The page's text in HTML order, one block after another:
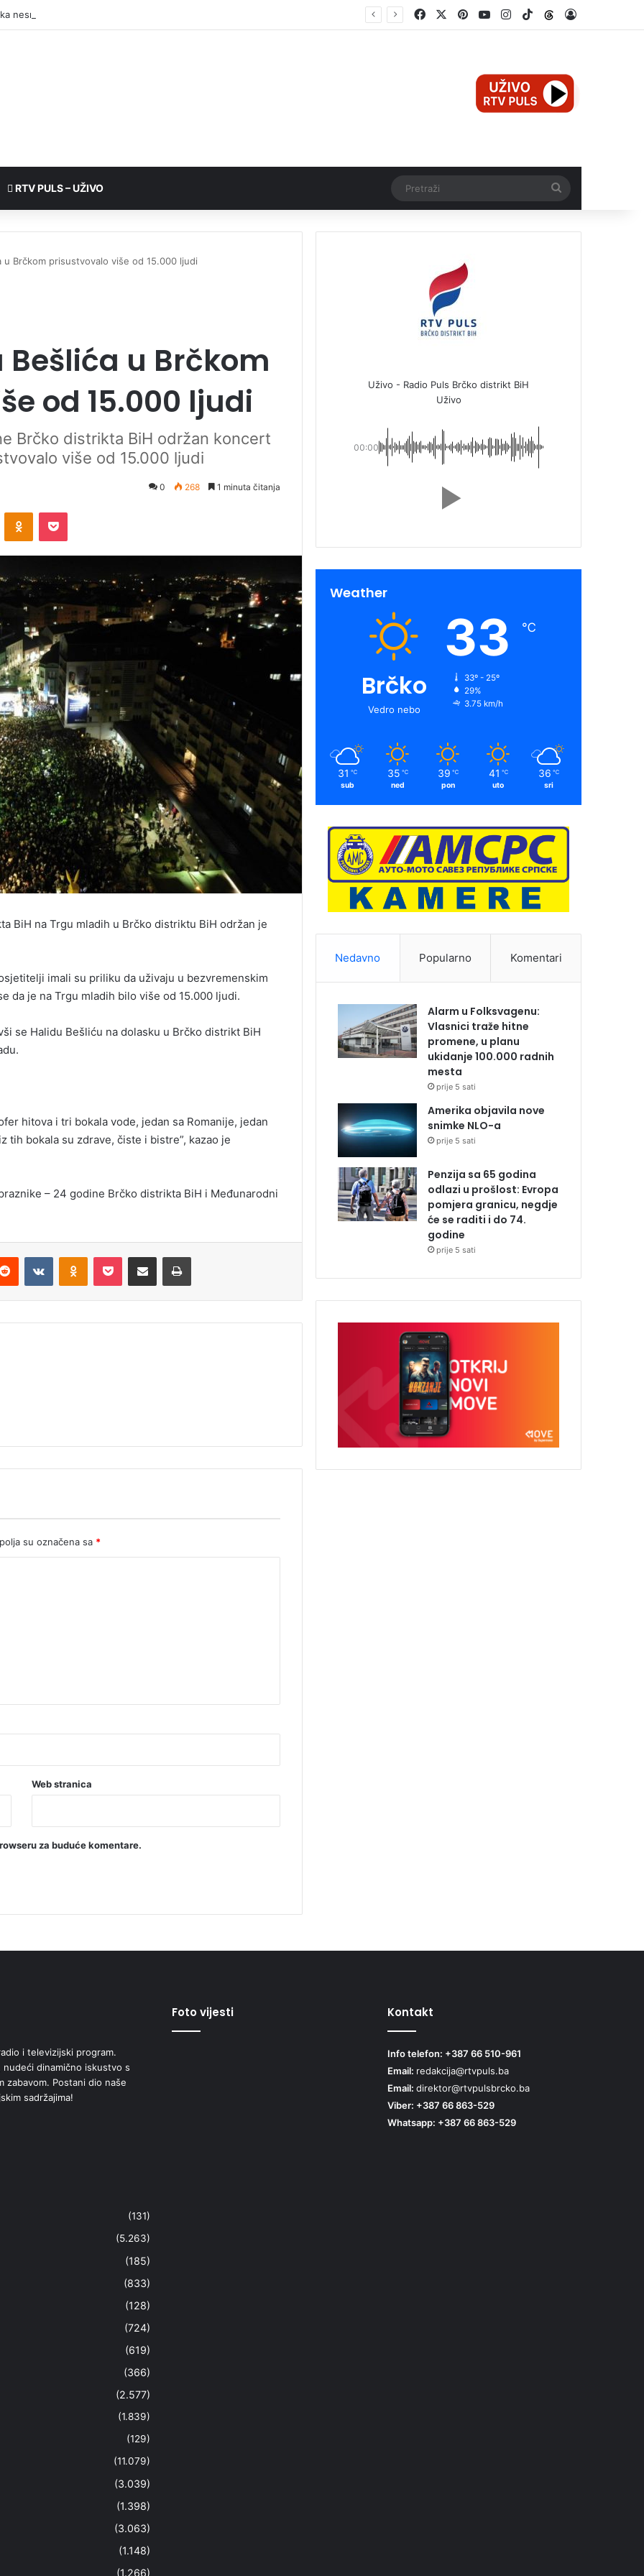
FacebookPinterestYouTubeInstagram
TikTokThreads
RTV PULS – UŽIVO
u Brčkom prisustvovalo više od 15.000 ljudi
u Brčkom
od 15.000 ljudi
Brčko distrikta BiH održan koncert
više od 15.000 ljudi
0 268 1 minuta čitanja
BiH na Trgu mladih u Brčko distriktu BiH održan je
imali su priliku da uživaju u bezvremenskim
da je na Trgu mladih bilo više od 15.000 ljudi.
se Halidu Bešliću na dolasku u Brčko distrikt BiH
hitova i tri bokala vode, jedan sa Romanije, jedan
tih bokala su zdrave, čiste i bistre”, kazao je
– 24 godine Brčko distrikta BiH i Međunarodni
su označena sa *
Web stranica
za buduće komentare.
Uživo - Radio Puls Brčko distrikt BiH
Uživo
00:00
Weather
Brčko
Vedro nebo
33 ℃
33º - 25º
29%
3.75 km/h
31 ℃
sub
35 ℃
ned
39 ℃
pon
41 ℃
uto
36 ℃
sri
Nedavno Popularno Komentari
Alarm u Folksvagenu:
Vlasnici traže hitne
promene, u planu
ukidanje 100.000 radnih
mesta
prije 5 sati
Amerika objavila nove
snimke NLO-a
prije 5 sati
Penzija sa 65 godina
odlazi u prošlost: Evropa
pomjera granicu, negdje
će se raditi i do 74.
godine
prije 5 sati
i televizijski program.
nudeći dinamično iskustvo s
zabavom. Postani dio naše
sadržajima!
(131)
(5.263)
(185)
(833)
(128)
(724)
(619)
(366)
(2.577)
(1.839)
(129)
(11.079)
(3.039)
(1.398)
(3.063)
(1.148)
(1.266)
Foto vijesti Kontakt
Info telefon: +387 66 510-961
Email: redakcija@rtvpuls.ba
Email: direktor@rtvpulsbrcko.ba
Viber: +387 66 863-529
Whatsapp: +387 66 863-529